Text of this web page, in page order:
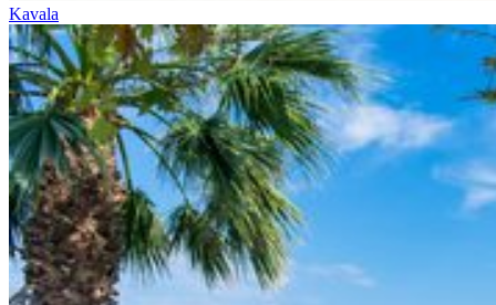
Kavala